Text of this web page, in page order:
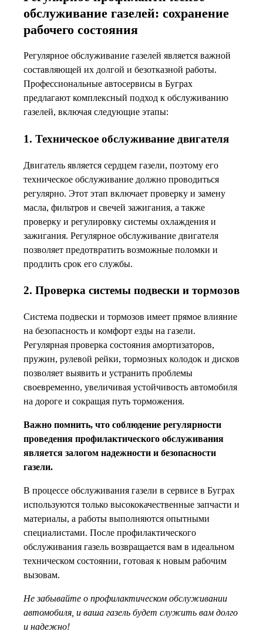
обслуживание газелей: сохранение
рабочего состояния
Регулярное обслуживание газелей является важной
составляющей их долгой и безотказной работы.
Профессиональные автосервисы в Буграх
предлагают комплексный подход к обслуживанию
газелей, включая следующие этапы:
1. Техническое обслуживание двигателя
Двигатель является сердцем газели, поэтому его
техническое обслуживание должно проводиться
регулярно. Этот этап включает проверку и замену
масла, фильтров и свечей зажигания, а также
проверку и регулировку системы охлаждения и
зажигания. Регулярное обслуживание двигателя
позволяет предотвратить возможные поломки и
продлить срок его службы.
2. Проверка системы подвески и тормозов
Система подвески и тормозов имеет прямое влияние
на безопасность и комфорт езды на газели.
Регулярная проверка состояния амортизаторов,
пружин, рулевой рейки, тормозных колодок и дисков
позволяет выявить и устранить проблемы
своевременно, увеличивая устойчивость автомобиля
на дороге и сокращая путь торможения.
Важно помнить, что соблюдение регулярности
проведения профилактического обслуживания
является залогом надежности и безопасности
газели.
В процессе обслуживания газели в сервисе в Буграх
используются только высококачественные запчасти и
материалы, а работы выполняются опытными
специалистами. После профилактического
обслуживания газель возвращается вам в идеальном
техническом состоянии, готовая к новым рабочим
вызовам.
Не забывайте о профилактическом обслуживании
автомобиля, и ваша газель будет служить вам долго
и надежно!